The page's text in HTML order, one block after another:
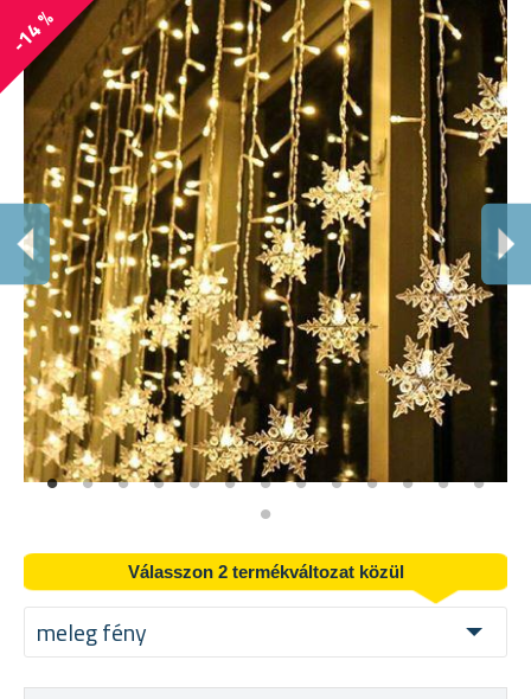
-14 %
Válasszon 2 termékváltozat közül
meleg fény